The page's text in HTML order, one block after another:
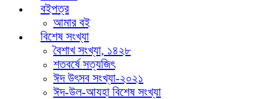
বইপত্র
আমার বই
বিশেষ সংখ্যা
বৈশাখ সংখ্যা, ১৪২৮
শতবর্ষে সত্যজিৎ
ঈদ উৎসব সংখ্যা-২০২১
ঈদ-উল-আযহা বিশেষ সংখ্যা